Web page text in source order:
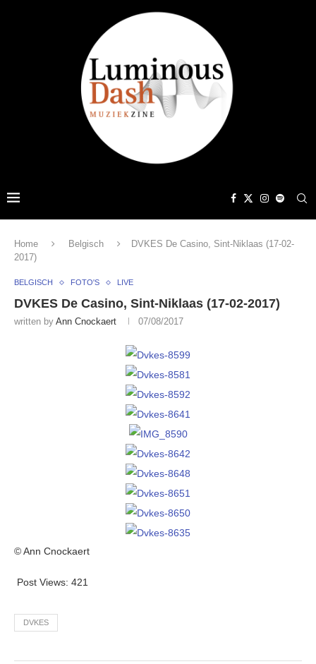
Home Belgisch
DVKES De Casino, Sint-Niklaas (17-02-
2017)
BELGISCH FOTO'S LIVE
DVKES De Casino, Sint-Niklaas (17-02-2017)
written by Ann Cnockaert 07/08/2017
© Ann Cnockaert
Post Views: 421
DVKES